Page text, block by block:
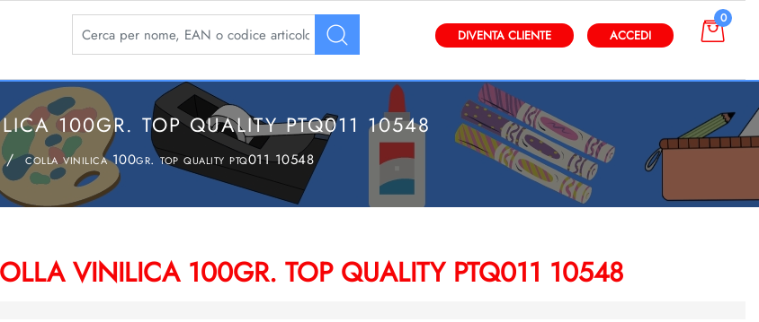
La modifica di un filtro aggiorna automaticamente gli altri filtri disponibili.
DIVENTA CLIENTE ACCEDI
0
100GR. TOP QUALITY PTQ011 10548
colla vinilica 100gr. top quality ptq011 10548
VINILICA 100GR. TOP QUALITY PTQ011 10548